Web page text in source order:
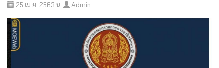
25 เม.ย. 2563 น. Admin